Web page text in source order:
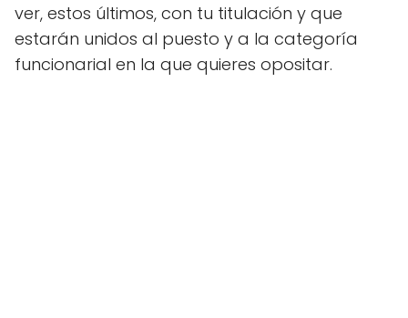
ver, estos últimos, con tu titulación y que
estarán unidos al puesto y a la categoría
funcionarial en la que quieres opositar.